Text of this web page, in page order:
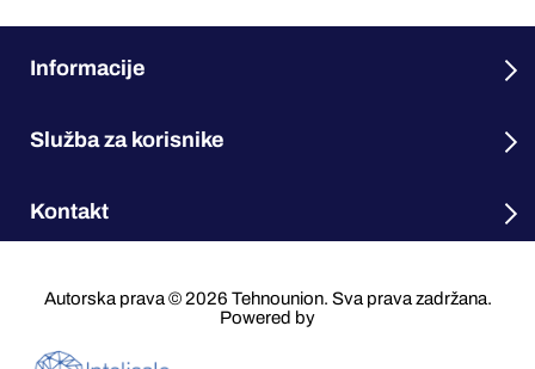
Informacije
Služba za korisnike
Kontakt
Autorska prava © 2026 Tehnounion. Sva prava zadržana.
Powered by